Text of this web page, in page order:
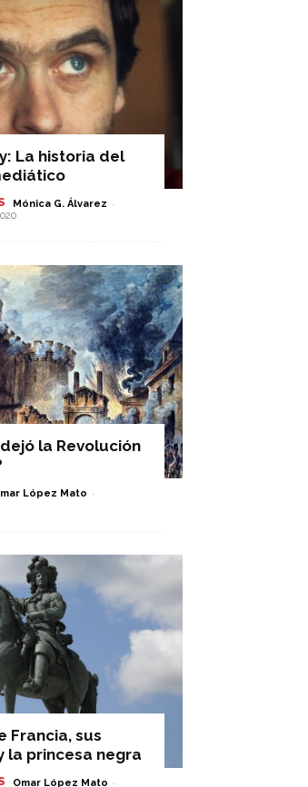
La historia del
Mónica G. Álvarez -
la Revolución
López Mato -
Francia, sus
la princesa negra
Omar López Mato -